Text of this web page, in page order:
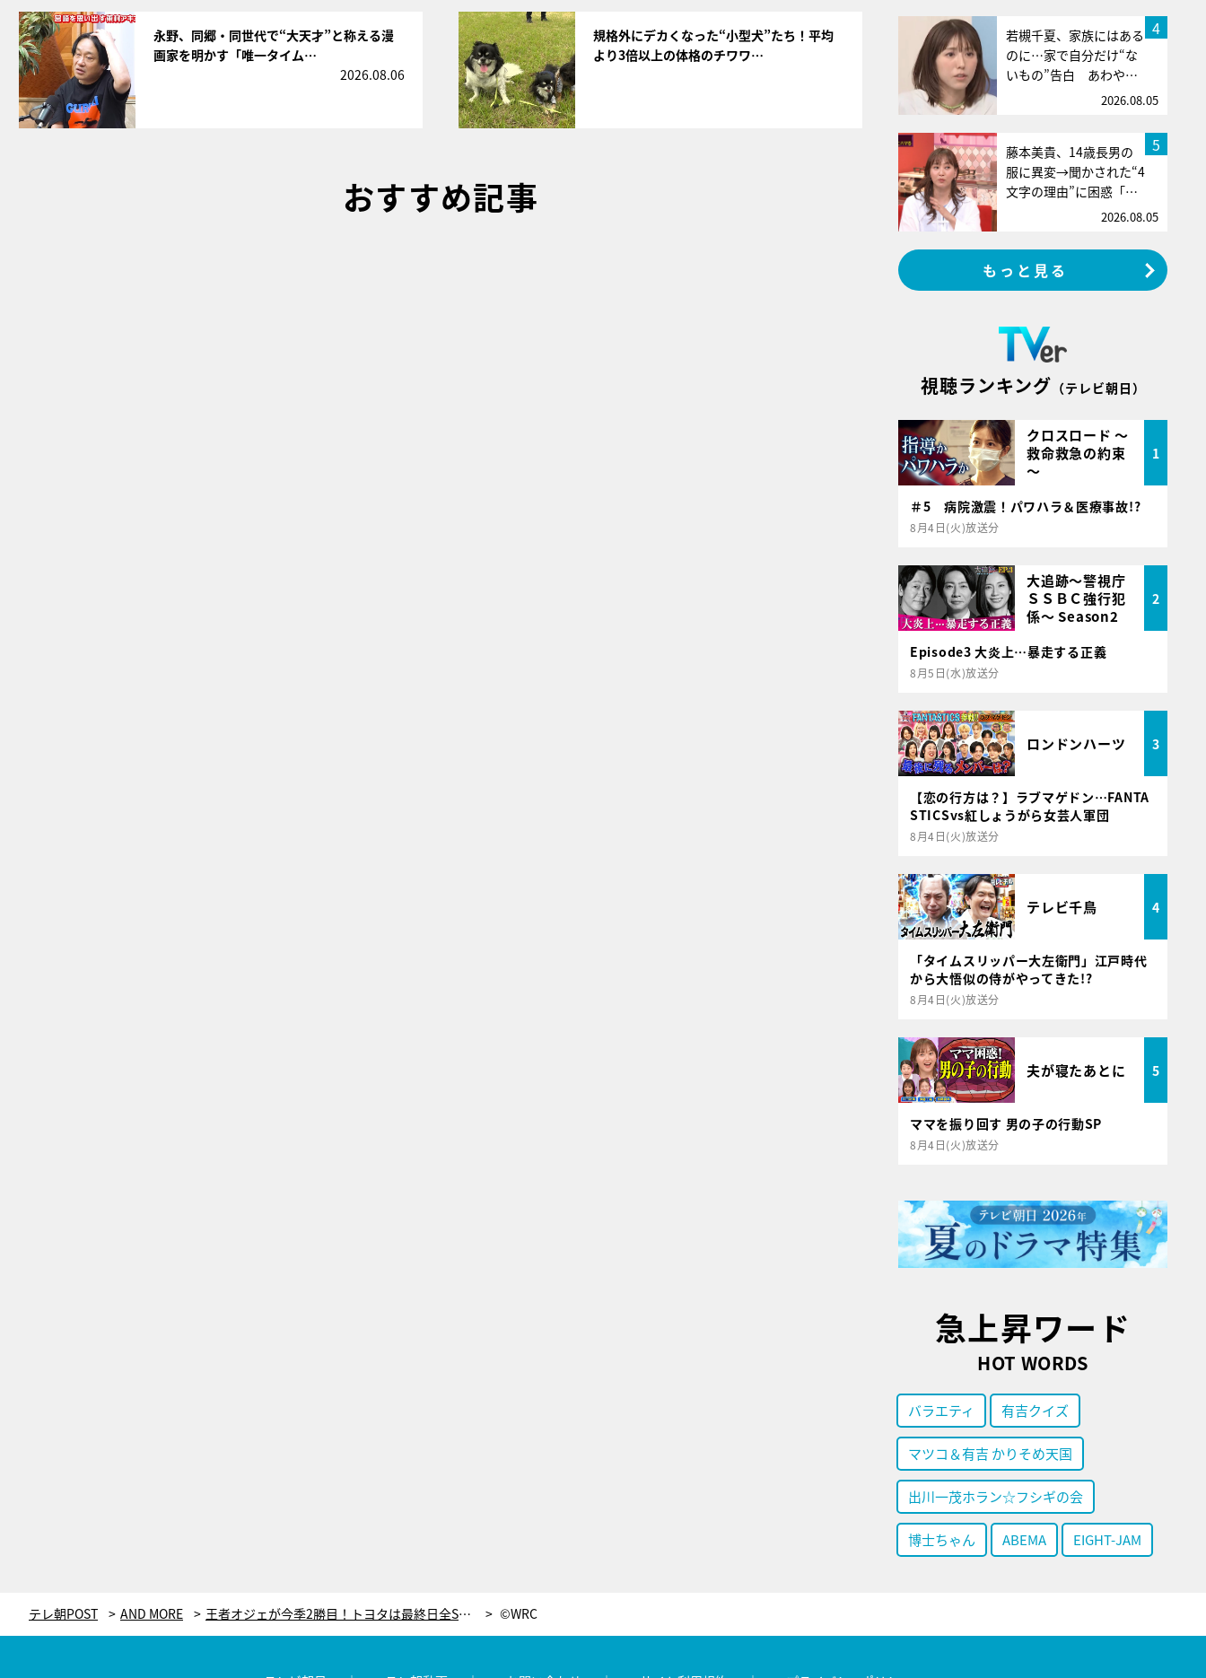
永野、同郷・同世代で“大天才”と称える漫
画家を明かす「唯一タイム…
2026.08.06
規格外にデカくなった“小型犬”たち！平均
より3倍以上の体格のチワワ…
おすすめ記事
4
若槻千夏、家族にはある
のに…家で自分だけ“な
いもの”告白 あわや…
2026.08.05
5
藤本美貴、14歳長男の
服に異変→聞かされた“4
文字の理由”に困惑「…
2026.08.05
もっと見る
視聴ランキング （テレビ朝日）
クロスロード ～
救命救急の約束
～
1
＃5 病院激震！パワハラ＆医療事故!?
8月4日(火)放送分
大追跡～警視庁
ＳＳＢＣ強行犯
係～ Season2
2
Episode3 大炎上…暴走する正義
8月5日(水)放送分
ロンドンハーツ 3
【恋の行方は？】ラブマゲドン…FANTA
STICSvs紅しょうがら女芸人軍団
8月4日(火)放送分
テレビ千鳥 4
「タイムスリッパー大左衛門」江戸時代
から大悟似の侍がやってきた!?
8月4日(火)放送分
夫が寝たあとに 5
ママを振り回す 男の子の行動SP
8月4日(火)放送分
急上昇ワード
HOT WORDS
バラエティ 有吉クイズ
マツコ＆有吉 かりそめ天国
出川一茂ホラン☆フシギの会
博士ちゃん ABEMA EIGHT-JAM
テレ朝POST AND MORE 王者オジェが今季2勝目！トヨタは最終日全SSでトップ獲得【WRC：ラリー・メキシコ最終結果】 ©WRC